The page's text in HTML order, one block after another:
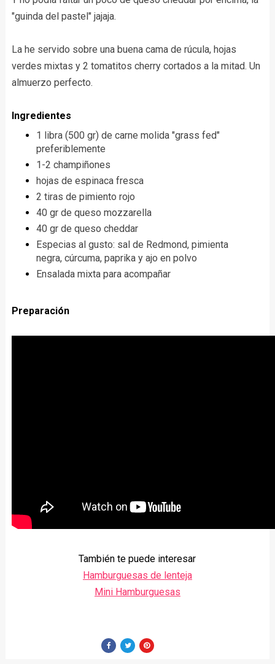
"guinda del pastel" jajaja.
La he servido sobre una buena cama de rúcula, hojas
verdes mixtas y 2 tomatitos cherry cortados a la mitad. Un
almuerzo perfecto.
Ingredientes
1 libra (500 gr) de carne molida "grass fed"
preferiblemente
1-2 champiñones
hojas de espinaca fresca
2 tiras de pimiento rojo
40 gr de queso mozzarella
40 gr de queso cheddar
Especias al gusto: sal de Redmond, pimienta
negra, cúrcuma, paprika y ajo en polvo
Ensalada mixta para acompañar
Preparación
También te puede interesar
Hamburguesas de lenteja
Mini Hamburguesas